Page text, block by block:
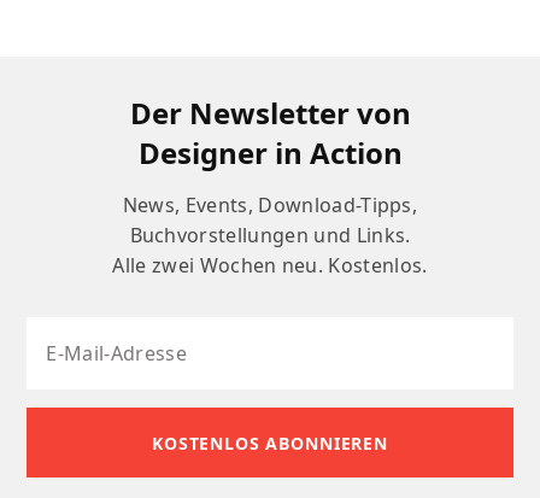
Der Newsletter von
Designer in Action
News, Events, Download-Tipps,
Buchvorstellungen und Links.
Alle zwei Wochen neu. Kostenlos.